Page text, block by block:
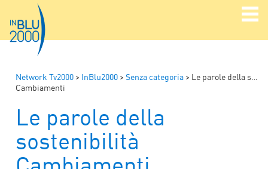
Network Tv2000 > InBlu2000 > Senza categoria > Le parole della sostenibilità
Cambiamenti
Le parole della
sostenibilità